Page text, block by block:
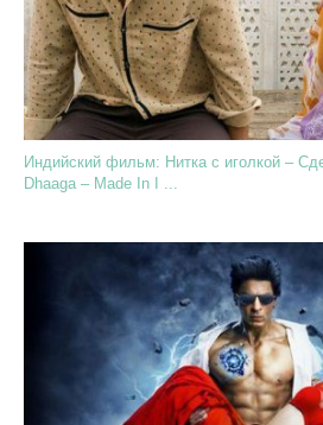
Индийский фильм: Нитка с иголкой –
Dhaaga – Made In I ...